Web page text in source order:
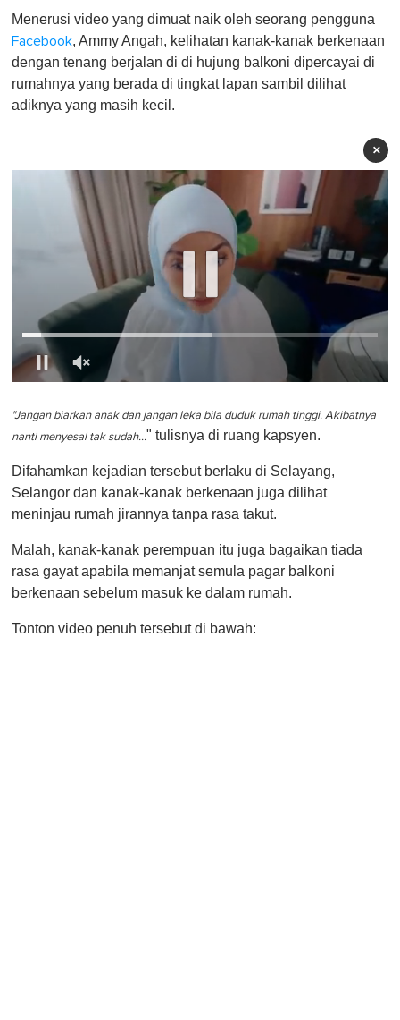
Menerusi video yang dimuat naik oleh seorang pengguna
Facebook, Ammy Angah, kelihatan kanak-kanak berkenaan
dengan tenang berjalan di di hujung balkoni dipercayai di
rumahnya yang berada di tingkat lapan sambil dilihat
adiknya yang masih kecil.
×
f
1
n
u
e
0
"Jangan biarkan anak dan jangan leka bila duduk rumah tinggi. Akibatnya
nanti menyesal tak sudah…" tulisnya di ruang kapsyen.
Difahamkan kejadian tersebut berlaku di Selayang,
Selangor dan kanak-kanak berkenaan juga dilihat
meninjau rumah jirannya tanpa rasa takut.
Malah, kanak-kanak perempuan itu juga bagaikan tiada
rasa gayat apabila memanjat semula pagar balkoni
berkenaan sebelum masuk ke dalam rumah.
Tonton video penuh tersebut di bawah: